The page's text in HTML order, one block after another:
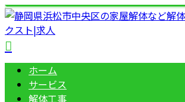
ホーム
サービス
解体工事